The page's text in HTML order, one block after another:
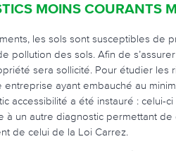
MOINS COURANTS
les sols sont susceptibles de
pollution des sols. Afin de
sera sollicité. Pour étudier
ayant embauché au
accessibilité a été instauré :
à un autre diagnostic permettant
de celui de la Loi Carrez.